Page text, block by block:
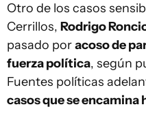
Otro de los casos
Cerrillos, Rodrigo
pasado poracoso de
fuerza política, según
Fuentes políticas
casos que se encamina